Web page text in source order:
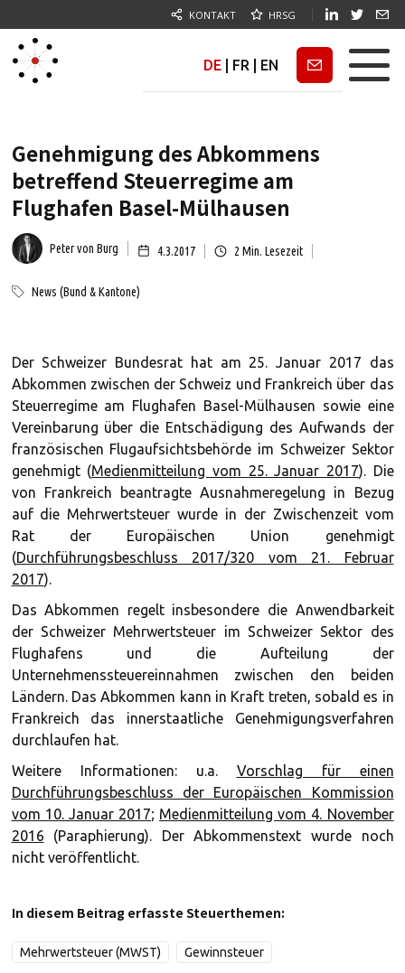
KONTAKT HRSG
DE FR EN Newsletter
Genehmigung des Abkommens
betreffend Steuerregime am
Flughafen Basel-Mülhausen
Peter von Burg 4.3.2017 2 Min. Lesezeit
News (Bund & Kantone)
Der Schweizer Bundesrat hat am 25. Januar 2017 das
Abkommen zwischen der Schweiz und Frankreich über das
Steuerregime am Flughafen Basel-Mülhausen sowie eine
Vereinbarung über die Entschädigung des Aufwands der
französischen Flugaufsichtsbehörde im Schweizer Sektor
genehmigt (Medienmitteilung vom 25. Januar 2017). Die
von Frankreich beantragte Ausnahmeregelung in Bezug
auf die Mehrwertsteuer wurde in der Zwischenzeit vom
Rat der Europäischen Union genehmigt
(Durchführungsbeschluss 2017/320 vom 21. Februar
2017).
Das Abkommen regelt insbesondere die Anwendbarkeit
der Schweizer Mehrwertsteuer im Schweizer Sektor des
Flughafens und die Aufteilung der
Unternehmenssteuereinnahmen zwischen den beiden
Ländern. Das Abkommen kann in Kraft treten, sobald es in
Frankreich das innerstaatliche Genehmigungsverfahren
durchlaufen hat.
Weitere Informationen: u.a. Vorschlag für einen
Durchführungsbeschluss der Europäischen Kommission
vom 10. Januar 2017; Medienmitteilung vom 4. November
2016 (Paraphierung). Der Abkommenstext wurde noch
nicht veröffentlicht.
In diesem Beitrag erfasste Steuerthemen:
Mehrwertsteuer (MWST) Gewinnsteuer